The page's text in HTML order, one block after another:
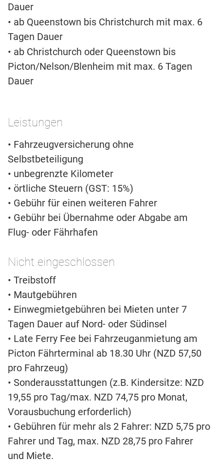
Dauer
• ab Queenstown bis Christchurch mit max. 6
Tagen Dauer
• ab Christchurch oder Queenstown bis
Picton/Nelson/Blenheim mit max. 6 Tagen
Dauer
Leistungen
• Fahrzeugversicherung ohne
Selbstbeteiligung
• unbegrenzte Kilometer
• örtliche Steuern (GST: 15%)
• Gebühr für einen weiteren Fahrer
• Gebühr bei Übernahme oder Abgabe am
Flug- oder Fährhafen
Nicht eingeschlossen
• Treibstoff
• Mautgebühren
• Einwegmietgebühren bei Mieten unter 7
Tagen Dauer auf Nord- oder Südinsel
• Late Ferry Fee bei Fahrzeuganmietung am
Picton Fährterminal ab 18.30 Uhr (NZD 57,50
pro Fahrzeug)
• Sonderausstattungen (z.B. Kindersitze: NZD
19,55 pro Tag/max. NZD 74,75 pro Monat,
Vorausbuchung erforderlich)
• Gebühren für mehr als 2 Fahrer: NZD 5,75 pro
Fahrer und Tag, max. NZD 28,75 pro Fahrer
und Miete.